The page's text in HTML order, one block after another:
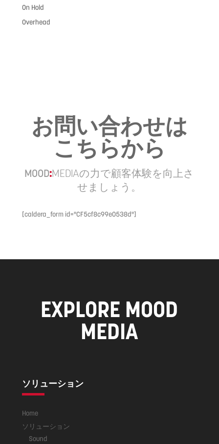
On Hold
Overhead
お問い合わせは
こちらから
MOOD:MEDIAの力で顧客体験を向上さ
せましょう。
[caldera_form id="CF5cf8c99e0538d"]
EXPLORE MOOD
MEDIA
ソリューション
Home
ソリューション
Sound